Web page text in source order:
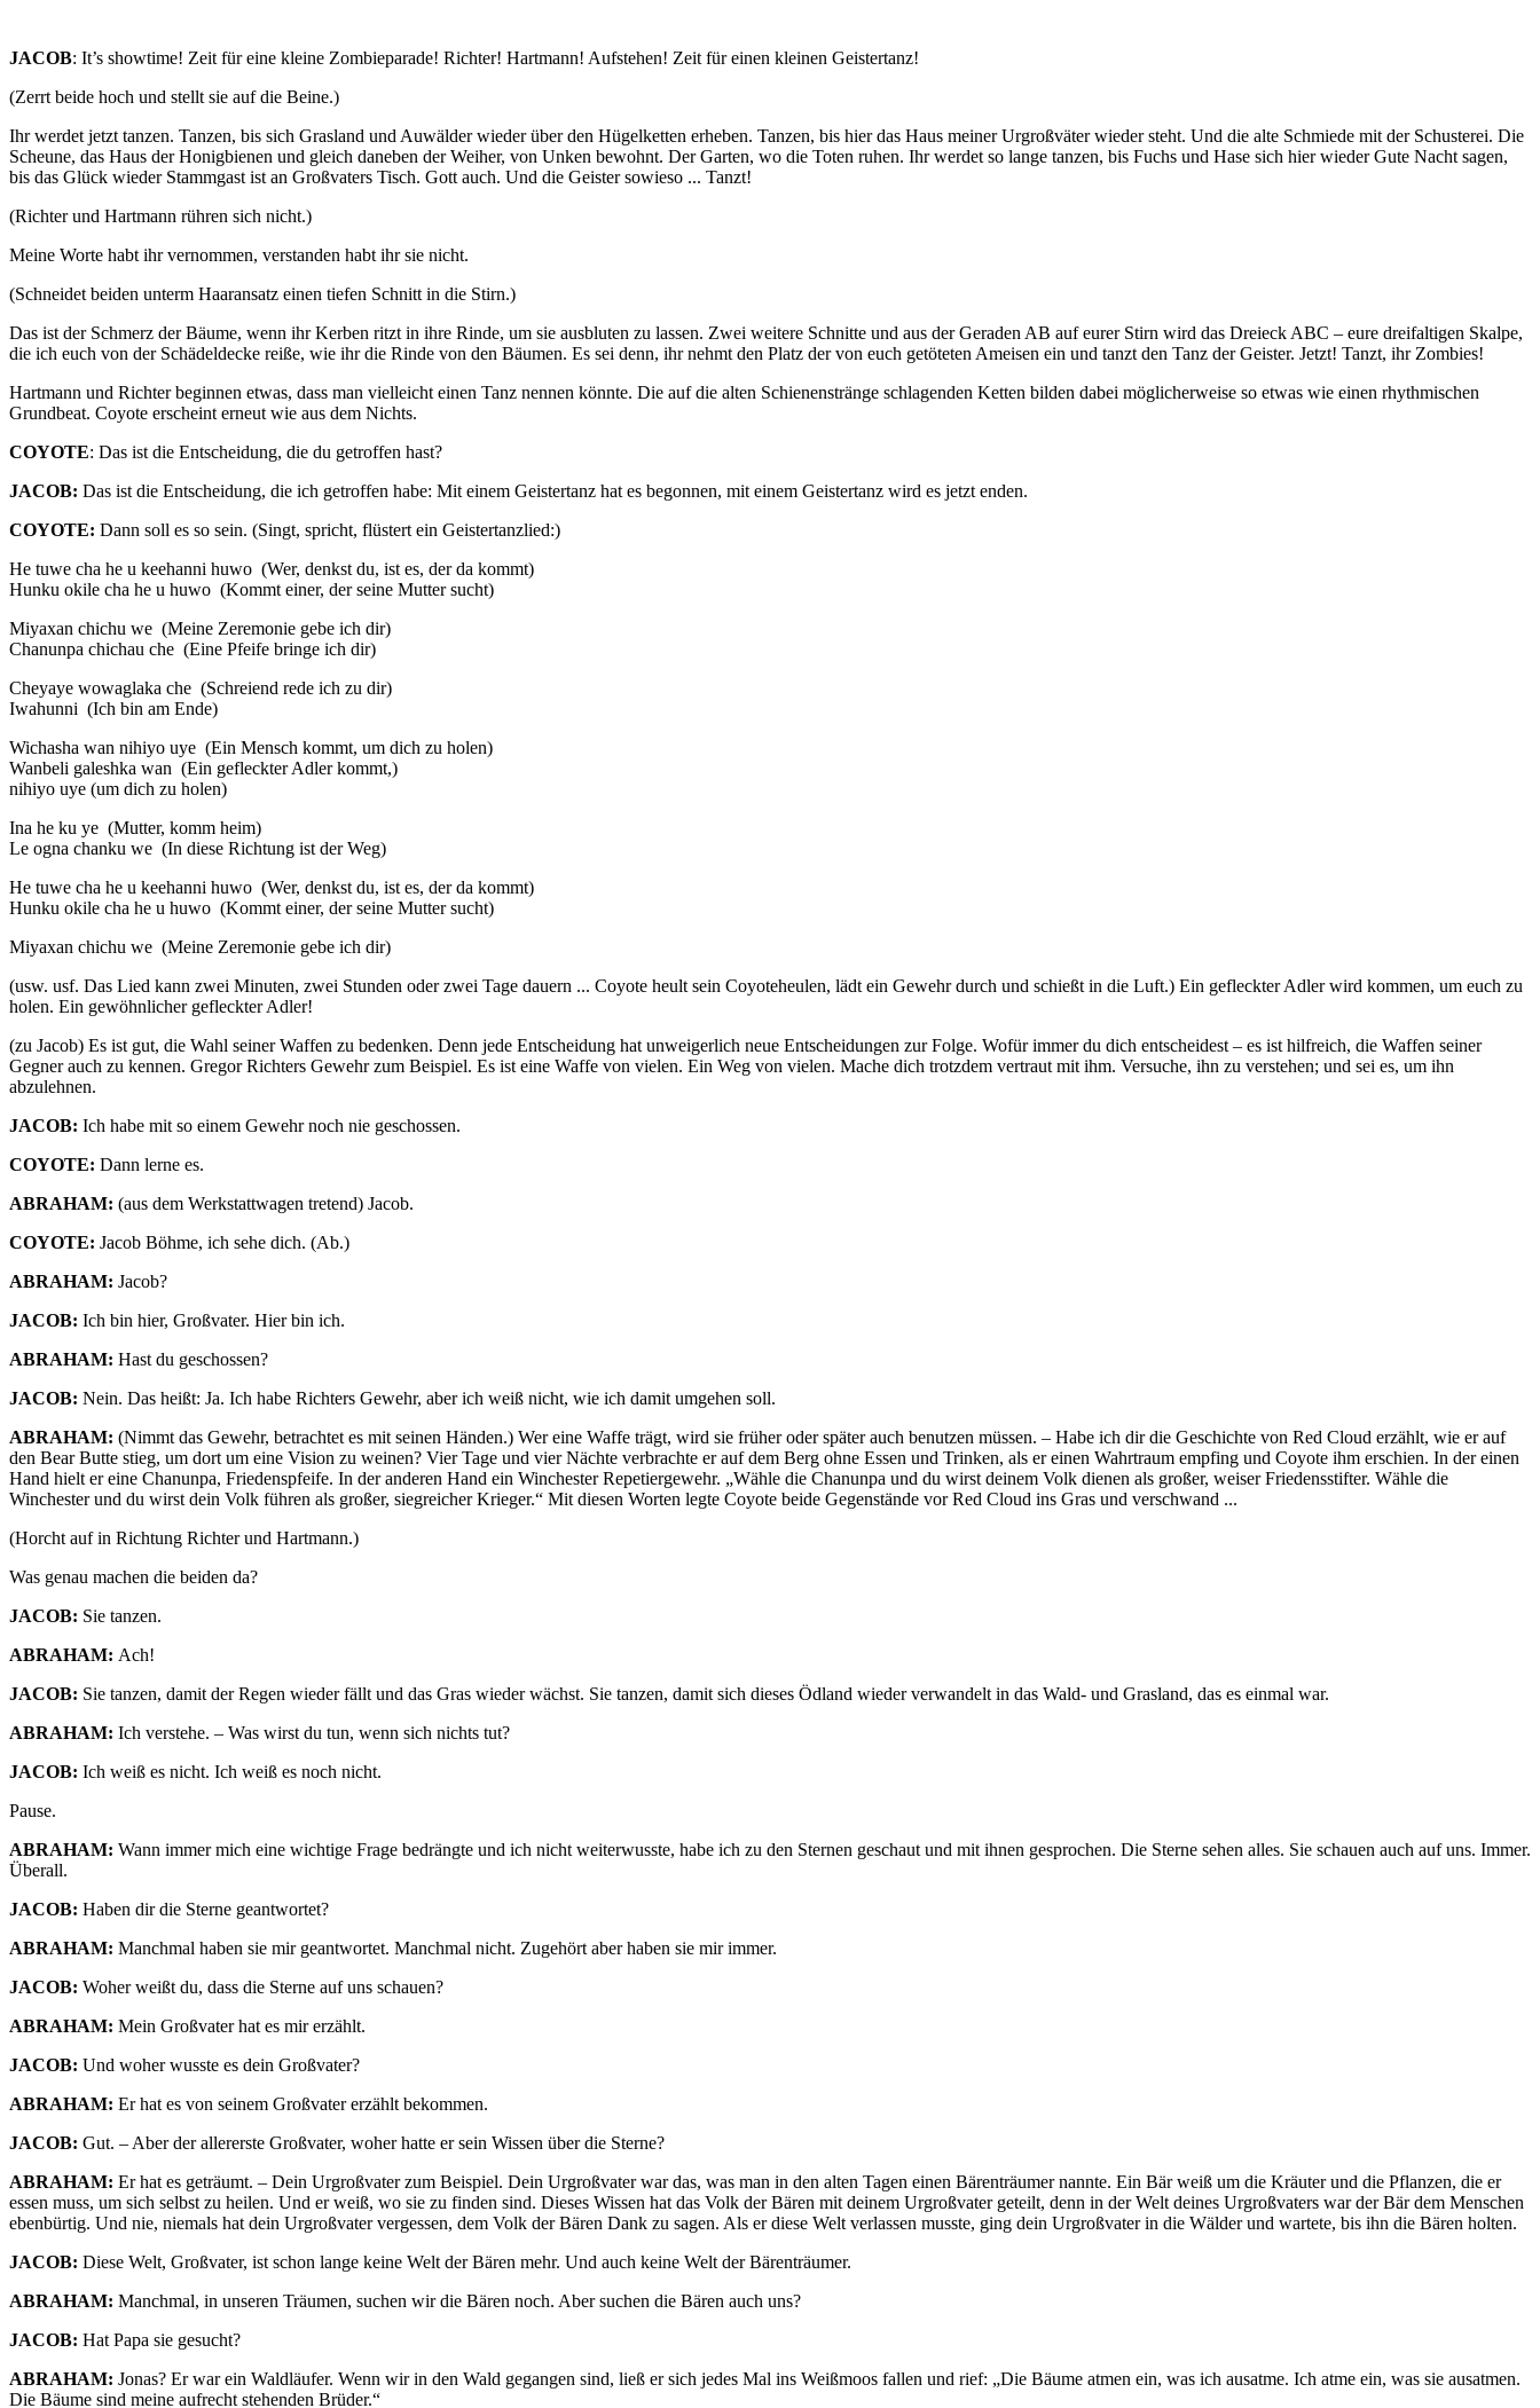
JACOB: It’s showtime! Zeit für eine kleine Zombieparade! Richter! Hartmann! Aufstehen! Zeit für einen kleinen Geistertanz!
(Zerrt beide hoch und stellt sie auf die Beine.)
Ihr werdet jetzt tanzen. Tanzen, bis sich Grasland und Auwälder wieder über den Hügelketten erheben. Tanzen, bis hier das Haus meiner Urgroßväter wieder steht. Und die alte Schmiede mit der Schusterei. Die
Scheune, das Haus der Honigbienen und gleich daneben der Weiher, von Unken bewohnt. Der Garten, wo die Toten ruhen. Ihr werdet so lange tanzen, bis Fuchs und Hase sich hier wieder Gute Nacht sagen,
bis das Glück wieder Stammgast ist an Großvaters Tisch. Gott auch. Und die Geister sowieso ... Tanzt!
(Richter und Hartmann rühren sich nicht.)
Meine Worte habt ihr vernommen, verstanden habt ihr sie nicht.
(Schneidet beiden unterm Haaransatz einen tiefen Schnitt in die Stirn.)
Das ist der Schmerz der Bäume, wenn ihr Kerben ritzt in ihre Rinde, um sie ausbluten zu lassen. Zwei weitere Schnitte und aus der Geraden AB auf eurer Stirn wird das Dreieck ABC – eure dreifaltigen Skalpe,
die ich euch von der Schädeldecke reiße, wie ihr die Rinde von den Bäumen. Es sei denn, ihr nehmt den Platz der von euch getöteten Ameisen ein und tanzt den Tanz der Geister. Jetzt! Tanzt, ihr Zombies!
Hartmann und Richter beginnen etwas, dass man vielleicht einen Tanz nennen könnte. Die auf die alten Schienenstränge schlagenden Ketten bilden dabei möglicherweise so etwas wie einen rhythmischen
Grundbeat. Coyote erscheint erneut wie aus dem Nichts.
COYOTE: Das ist die Entscheidung, die du getroffen hast?
JACOB: Das ist die Entscheidung, die ich getroffen habe: Mit einem Geistertanz hat es begonnen, mit einem Geistertanz wird es jetzt enden.
COYOTE: Dann soll es so sein. (Singt, spricht, flüstert ein Geistertanzlied:)
He tuwe cha he u keehanni huwo (Wer, denkst du, ist es, der da kommt)
Hunku okile cha he u huwo (Kommt einer, der seine Mutter sucht)
Miyaxan chichu we (Meine Zeremonie gebe ich dir)
Chanunpa chichau che (Eine Pfeife bringe ich dir)
Cheyaye wowaglaka che (Schreiend rede ich zu dir)
Iwahunni (Ich bin am Ende)
Wichasha wan nihiyo uye (Ein Mensch kommt, um dich zu holen)
Wanbeli galeshka wan (Ein gefleckter Adler kommt,)
nihiyo uye (um dich zu holen)
Ina he ku ye (Mutter, komm heim)
Le ogna chanku we (In diese Richtung ist der Weg)
He tuwe cha he u keehanni huwo (Wer, denkst du, ist es, der da kommt)
Hunku okile cha he u huwo (Kommt einer, der seine Mutter sucht)
Miyaxan chichu we (Meine Zeremonie gebe ich dir)
(usw. usf. Das Lied kann zwei Minuten, zwei Stunden oder zwei Tage dauern ... Coyote heult sein Coyoteheulen, lädt ein Gewehr durch und schießt in die Luft.) Ein gefleckter Adler wird kommen, um euch zu
holen. Ein gewöhnlicher gefleckter Adler!
(zu Jacob) Es ist gut, die Wahl seiner Waffen zu bedenken. Denn jede Entscheidung hat unweigerlich neue Entscheidungen zur Folge. Wofür immer du dich entscheidest – es ist hilfreich, die Waffen seiner
Gegner auch zu kennen. Gregor Richters Gewehr zum Beispiel. Es ist eine Waffe von vielen. Ein Weg von vielen. Mache dich trotzdem vertraut mit ihm. Versuche, ihn zu verstehen; und sei es, um ihn
abzulehnen.
JACOB: Ich habe mit so einem Gewehr noch nie geschossen.
COYOTE: Dann lerne es.
ABRAHAM: (aus dem Werkstattwagen tretend) Jacob.
COYOTE: Jacob Böhme, ich sehe dich. (Ab.)
ABRAHAM: Jacob?
JACOB: Ich bin hier, Großvater. Hier bin ich.
ABRAHAM: Hast du geschossen?
JACOB: Nein. Das heißt: Ja. Ich habe Richters Gewehr, aber ich weiß nicht, wie ich damit umgehen soll.
ABRAHAM: (Nimmt das Gewehr, betrachtet es mit seinen Händen.) Wer eine Waffe trägt, wird sie früher oder später auch benutzen müssen. – Habe ich dir die Geschichte von Red Cloud erzählt, wie er auf
den Bear Butte stieg, um dort um eine Vision zu weinen? Vier Tage und vier Nächte verbrachte er auf dem Berg ohne Essen und Trinken, als er einen Wahrtraum empfing und Coyote ihm erschien. In der einen
Hand hielt er eine Chanunpa, Friedenspfeife. In der anderen Hand ein Winchester Repetiergewehr. „Wähle die Chanunpa und du wirst deinem Volk dienen als großer, weiser Friedensstifter. Wähle die
Winchester und du wirst dein Volk führen als großer, siegreicher Krieger.“ Mit diesen Worten legte Coyote beide Gegenstände vor Red Cloud ins Gras und verschwand ...
(Horcht auf in Richtung Richter und Hartmann.)
Was genau machen die beiden da?
JACOB: Sie tanzen.
ABRAHAM: Ach!
JACOB: Sie tanzen, damit der Regen wieder fällt und das Gras wieder wächst. Sie tanzen, damit sich dieses Ödland wieder verwandelt in das Wald- und Grasland, das es einmal war.
ABRAHAM: Ich verstehe. – Was wirst du tun, wenn sich nichts tut?
JACOB: Ich weiß es nicht. Ich weiß es noch nicht.
Pause.
ABRAHAM: Wann immer mich eine wichtige Frage bedrängte und ich nicht weiterwusste, habe ich zu den Sternen geschaut und mit ihnen gesprochen. Die Sterne sehen alles. Sie schauen auch auf uns. Immer.
Überall.
JACOB: Haben dir die Sterne geantwortet?
ABRAHAM: Manchmal haben sie mir geantwortet. Manchmal nicht. Zugehört aber haben sie mir immer.
JACOB: Woher weißt du, dass die Sterne auf uns schauen?
ABRAHAM: Mein Großvater hat es mir erzählt.
JACOB: Und woher wusste es dein Großvater?
ABRAHAM: Er hat es von seinem Großvater erzählt bekommen.
JACOB: Gut. – Aber der allererste Großvater, woher hatte er sein Wissen über die Sterne?
ABRAHAM: Er hat es geträumt. – Dein Urgroßvater zum Beispiel. Dein Urgroßvater war das, was man in den alten Tagen einen Bärenträumer nannte. Ein Bär weiß um die Kräuter und die Pflanzen, die er
essen muss, um sich selbst zu heilen. Und er weiß, wo sie zu finden sind. Dieses Wissen hat das Volk der Bären mit deinem Urgroßvater geteilt, denn in der Welt deines Urgroßvaters war der Bär dem Menschen
ebenbürtig. Und nie, niemals hat dein Urgroßvater vergessen, dem Volk der Bären Dank zu sagen. Als er diese Welt verlassen musste, ging dein Urgroßvater in die Wälder und wartete, bis ihn die Bären holten.
JACOB: Diese Welt, Großvater, ist schon lange keine Welt der Bären mehr. Und auch keine Welt der Bärenträumer.
ABRAHAM: Manchmal, in unseren Träumen, suchen wir die Bären noch. Aber suchen die Bären auch uns?
JACOB: Hat Papa sie gesucht?
ABRAHAM: Jonas? Er war ein Waldläufer. Wenn wir in den Wald gegangen sind, ließ er sich jedes Mal ins Weißmoos fallen und rief: „Die Bäume atmen ein, was ich ausatme. Ich atme ein, was sie ausatmen.
Die Bäume sind meine aufrecht stehenden Brüder.“